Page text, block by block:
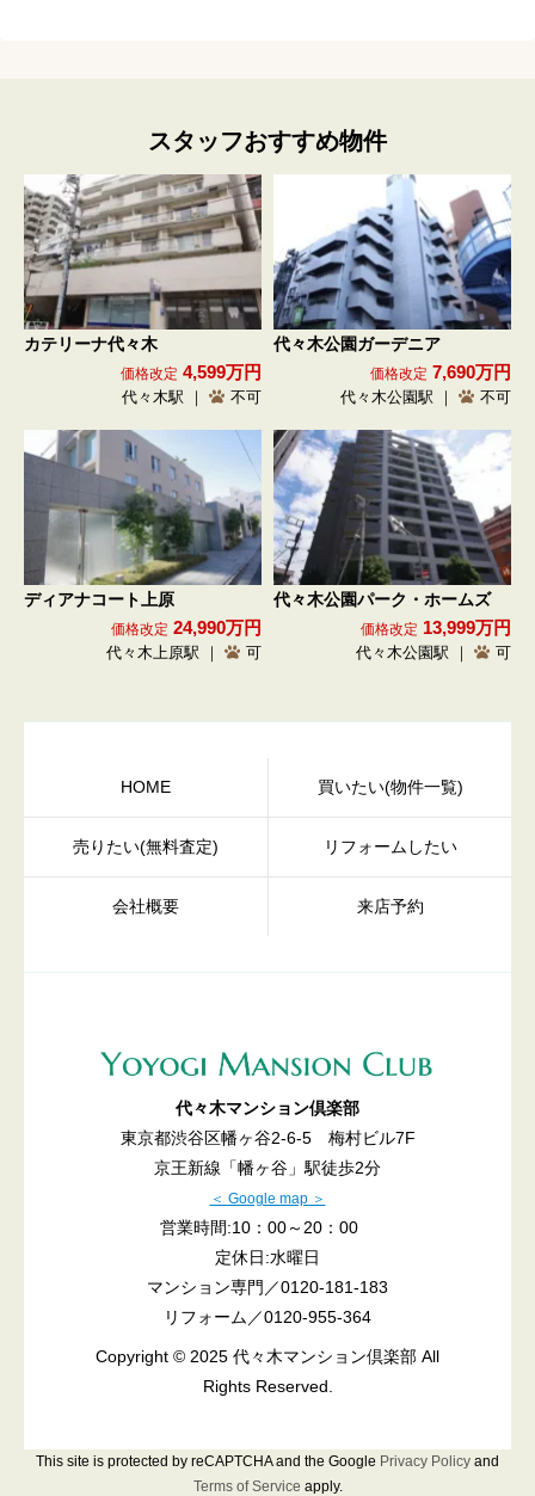
スタッフおすすめ物件
カテリーナ代々木
価格改定 4,599万円
代々木駅 ｜ 不可
代々木公園ガーデニア
価格改定 7,690万円
代々木公園駅 ｜ 不可
ディアナコート上原
価格改定 24,990万円
代々木上原駅 ｜ 可
代々木公園パーク・ホームズ
価格改定 13,999万円
代々木公園駅 ｜ 可
HOME 買いたい(物件一覧)
売りたい(無料査定) リフォームしたい
会社概要 来店予約
代々木マンション倶楽部
東京都渋谷区幡ヶ谷2-6-5 梅村ビル7F
京王新線「幡ヶ谷」駅徒歩2分
＜ Google map ＞
営業時間:10：00～20：00
定休日:水曜日
マンション専門／0120-181-183
リフォーム／0120-955-364
Copyright © 2025 代々木マンション倶楽部 All
Rights Reserved.
This site is protected by reCAPTCHA and the Google Privacy Policy and
Terms of Service apply.